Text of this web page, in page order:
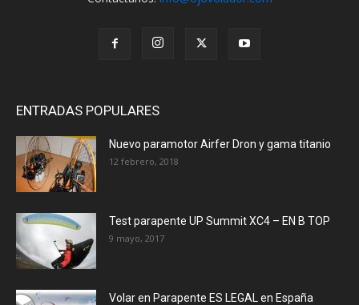
ENTRADAS POPULARES
Nuevo paramotor Airfer Dron y gama titanio
12 febrero, 2018
Test parapente UP Summit XC4 – EN B TOP
9 mayo, 2017
Volar en Parapente ES LEGAL en España